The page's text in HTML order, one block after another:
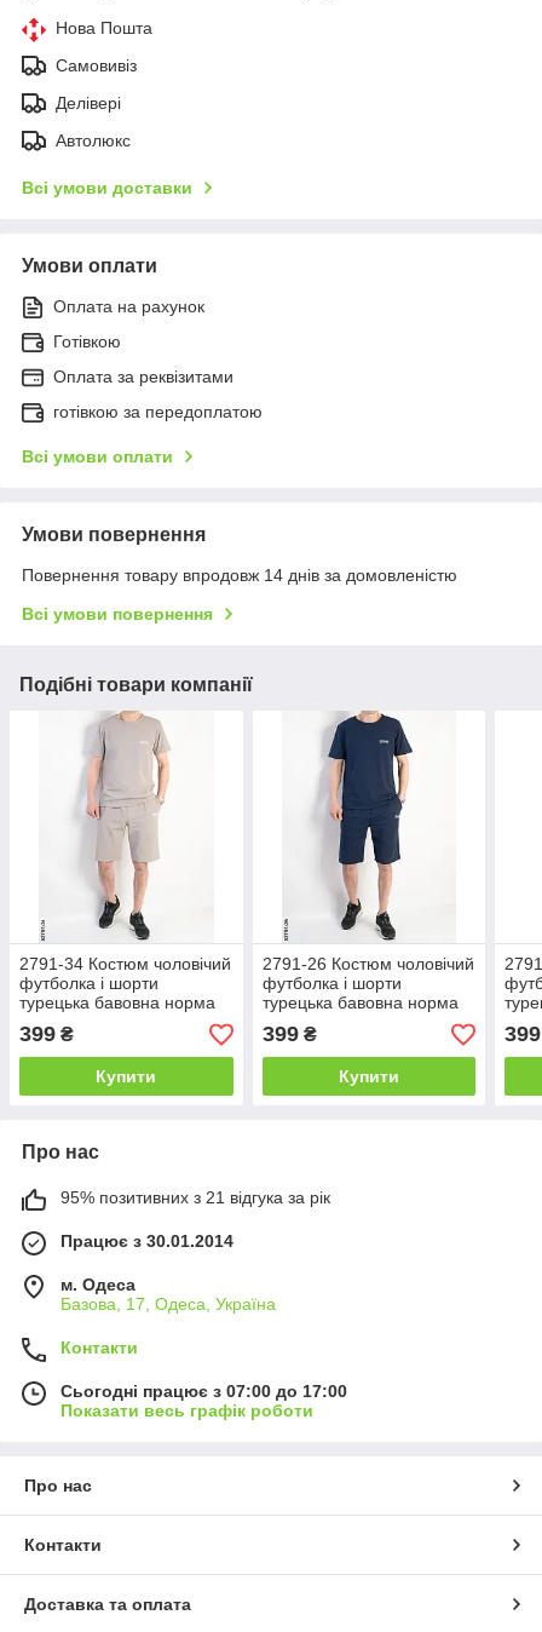
Нова Пошта
Самовивіз
Делівері
Автолюкс
Всі умови доставки
Умови оплати
Оплата на рахунок
Готівкою
Оплата за реквізитами
готівкою за передоплатою
Всі умови оплати
Умови повернення
Повернення товару впродовж 14 днів за домовленістю
Всі умови повернення
Подібні товари компанії
2791-34 Костюм чоловічий
футболка і шорти
турецька бавовна норма
(4 од: 48,50,52,54)
399 ₴
Купити
2791-26 Костюм чоловічий
футболка і шорти
турецька бавовна норма
(4 од: 48,50,52,54)
399₴
Купити
(4
399
Про нас
95% позитивних з 21 відгука за рік
Працює з 30.01.2014
м. Одеса
Базова, 17, Одеса, Україна
Контакти
Сьогодні працює з 07:00 до 17:00
Показати весь графік роботи
Про нас
Контакти
Доставка та оплата